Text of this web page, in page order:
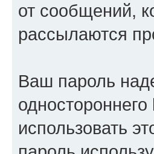
от сообщений,
рассылаются
Ваш пароль
использовать